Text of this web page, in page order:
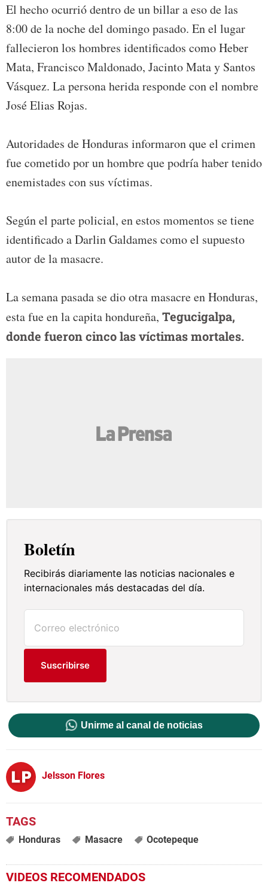
El hecho ocurrió dentro de un billar a eso de las
8:00 de la noche del domingo pasado. En el lugar
fallecieron los hombres identificados como Heber
Mata, Francisco Maldonado, Jacinto Mata y Santos
Vásquez. La persona herida responde con el nombre
José Elias Rojas.
Autoridades de Honduras informaron que el crimen
fue cometido por un hombre que podría haber tenido
enemistades con sus víctimas.
Según el parte policial, en estos momentos se tiene
identificado a Darlin Galdames como el supuesto
autor de la masacre.
La semana pasada se dio otra masacre en Honduras,
esta fue en la capita hondureña, Tegucigalpa,
donde fueron cinco las víctimas mortales.
Boletín
Recibirás diariamente las noticias nacionales e
internacionales más destacadas del día.
Suscribirse
Unirme al canal de noticias
Jelsson Flores
Honduras Masacre Ocotepeque
VIDEOS RECOMENDADOS